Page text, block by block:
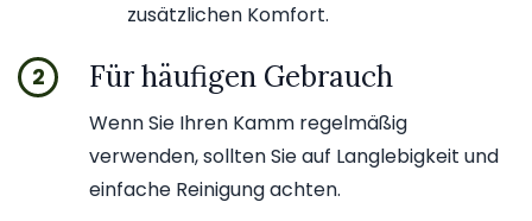
zusätzlichen Komfort.
2 Für häufigen Gebrauch
Wenn Sie Ihren Kamm regelmäßig
verwenden, sollten Sie auf Langlebigkeit und
einfache Reinigung achten.